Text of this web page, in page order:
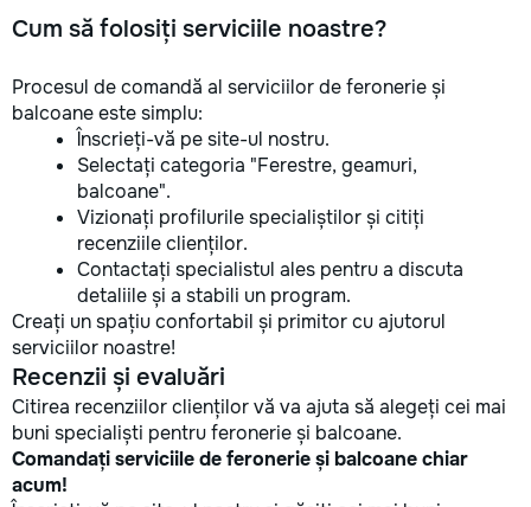
Cum să folosiți serviciile noastre?
Procesul de comandă al serviciilor de feronerie și
balcoane este simplu:
Înscrieți-vă pe site-ul nostru.
Selectați categoria "Ferestre, geamuri,
balcoane".
Vizionați profilurile specialiștilor și citiți
recenziile clienților.
Contactați specialistul ales pentru a discuta
detaliile și a stabili un program.
Creați un spațiu confortabil și primitor cu ajutorul
serviciilor noastre!
Recenzii și evaluări
Citirea recenziilor clienților vă va ajuta să alegeți cei mai
buni specialiști pentru feronerie și balcoane.
Comandați serviciile de feronerie și balcoane chiar
acum!